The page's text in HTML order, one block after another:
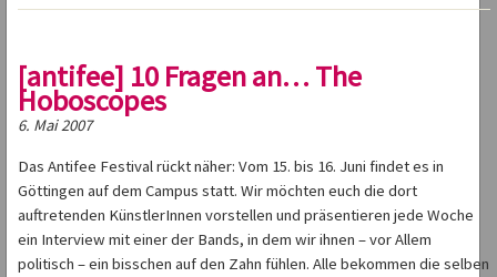
[antifee] 10 Fragen an… The
Hoboscopes
6. Mai 2007
Das Antifee Festival rückt näher: Vom 15. bis 16. Juni findet es in
Göttingen auf dem Campus statt. Wir möchten euch die dort
auftretenden KünstlerInnen vorstellen und präsentieren jede Woche
ein Interview mit einer der Bands, in dem wir ihnen – vor Allem
politisch – ein bisschen auf den Zahn fühlen. Alle bekommen die selben